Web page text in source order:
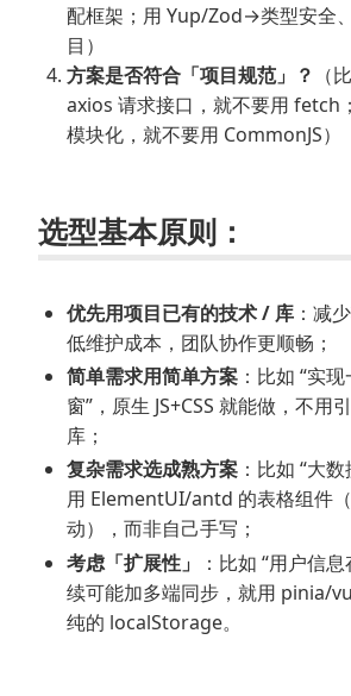
配框架；用 Yup/Zod→类型安全
目）
方案是否符合「项目规范」？ （
axios 请求接口，就不要用 fetch
模块化，就不要用 CommonJS）
选型基本原则：
优先用项目已有的技术 / 库 ：减
低维护成本，团队协作更顺畅；
简单需求用简单方案 ：比如 “实
窗”，原生 JS+CSS 就能做，不用
库；
复杂需求选成熟方案 ：比如 “大
用 ElementUI/antd 的表格组件
动），而非自己手写；
考虑「扩展性」
：比如 “用户信
续可能加多端同步，就用 pinia/
纯的 localStorage。